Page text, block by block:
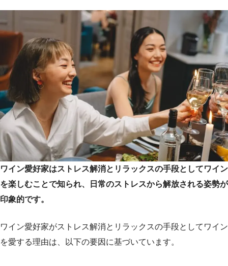
ワイン愛好家はストレス解消とリラックスの手段としてワイン
を楽しむことで知られ、日常のストレスから解放される姿勢が
印象的です。
ワイン愛好家がストレス解消とリラックスの手段としてワイン
を愛する理由は、以下の要因に基づいています。